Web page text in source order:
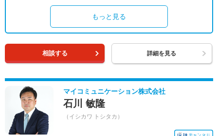
もっと見る
相談する 詳細を見る
マイコミュニケーション株式会社
石川 敏隆
（イシカワ トシタカ）